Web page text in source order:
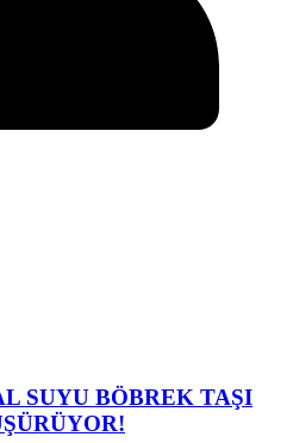
SUYU BÖBREK TAŞI